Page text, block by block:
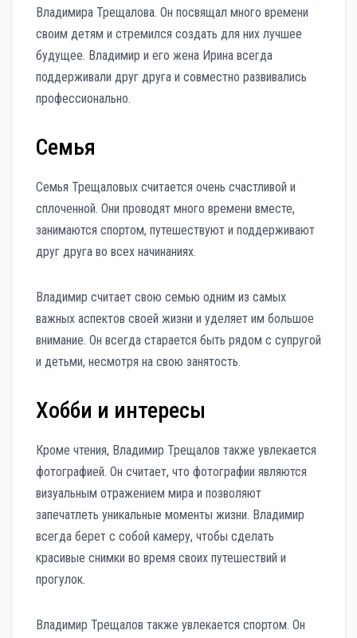
Владимира Трещалова. Он посвящал много времени
своим детям и стремился создать для них лучшее
будущее. Владимир и его жена Ирина всегда
поддерживали друг друга и совместно развивались
профессионально.
Семья
Семья Трещаловых считается очень счастливой и
сплоченной. Они проводят много времени вместе,
занимаются спортом, путешествуют и поддерживают
друг друга во всех начинаниях.
Владимир считает свою семью одним из самых
важных аспектов своей жизни и уделяет им большое
внимание. Он всегда старается быть рядом с супругой
и детьми, несмотря на свою занятость.
Хобби и интересы
Кроме чтения, Владимир Трещалов также увлекается
фотографией. Он считает, что фотографии являются
визуальным отражением мира и позволяют
запечатлеть уникальные моменты жизни. Владимир
всегда берет с собой камеру, чтобы сделать
красивые снимки во время своих путешествий и
прогулок.
Владимир Трещалов также увлекается спортом. Он